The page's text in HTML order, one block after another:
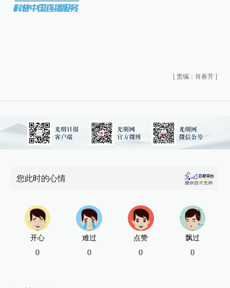
[ 责编：肖春芳 ]
您此时的心情
开心
0
难过
0
点赞
0
飘过
0